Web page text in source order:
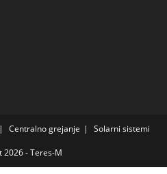
Centralno grejanje Solarni sistemi
2026 - Teres-M